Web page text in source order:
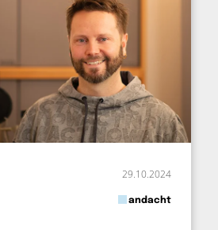
29.10.2024
inandacht